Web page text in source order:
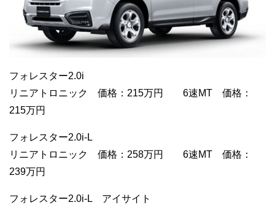
フォレスター2.0i
リニアトロニック 価格：215万円 6速MT 価格：
215万円
フォレスター2.0i-L
リニアトロニック 価格：258万円 6速MT 価格：
239万円
フォレスター2.0i-L アイサイト